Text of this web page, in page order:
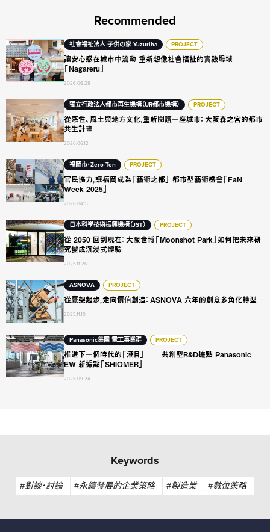
Recommended
社會福祉法人 子供の家 Yuzuriha PROJECT
讓安心感在城市中流動 重新想像社會福祉的實驗場域
「Nagareru」
2026.06.28
讓安心感在城市中流動 重新想像社會福祉的實驗場域「
獨立行政法人都市再生機構（UR都市機構） PROJECT
從感性、風土與地方文化，重新閱讀一座城市： 大阪森之宮的都市
共生計畫
2026.06.12
從感性、風土與地方文化，重新閱讀一座城市： 大阪森之宮的都
福岡市・Zero-Ten PROJECT
官民協力，讓福岡成為「藝術之都」 都市型藝術盛會「FaN
Week 2025」
2026.04.15
官民協力，讓福岡成為「藝術之都」 都市型藝術盛會「FaN Week
日本科學技術振興機構（JST） PROJECT
從 2050 回到現在： 大阪世博「Moonshot Park」如何把未來研
究變成沉浸式體驗
2025.11.26
從 2050 回到現在： 大阪世博「Moonshot Park」如何把未來研
ASNOVA PROJECT
從鷹架起步，走向價值創造： ASNOVA 六年的創意多角化轉型
2025.11.10
從鷹架起步，走向價值創造： ASNOVA 六年的創意多角化轉型
Panasonic集團 電工事業群 PROJECT
推進下一個時代的「潮目」── 共創型R&D據點 Panasonic
EW 新據點「SHIOMER」
2025.09.24
推進下一個時代的「潮目」── 共創型R&D據點 Panasonic EW
Keywords
#對談・討論 #永續發展的企業策略 #製造業 #數位策略